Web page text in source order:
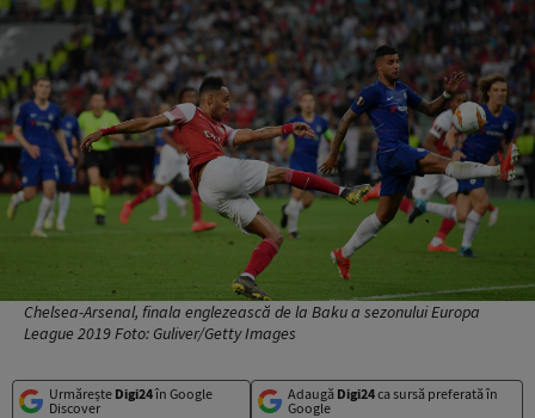
Chelsea-Arsenal, finala englezească de la Baku a sezonului Europa
League 2019 Foto: Guliver/Getty Images
Urmărește Digi24în Google
Discover
Adaugă Digi24ca sursă preferată în
Google